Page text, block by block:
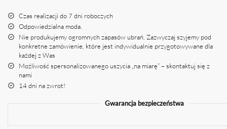
Czas realizacji do 7 dni roboczych
Odpowiedzialna moda.
Nie produkujemy ogromnych zapasów ubrań. Zazwyczaj szyjemy pod
konkretne zamówienie, które jest indywidualnie przygotowywane dla
każdej z Was
Możliwość spersonalizowanego uszycia „na miarę” – skontaktuj się z
nami
14 dni na zwrot!
Gwarancja bezpieczeństwa